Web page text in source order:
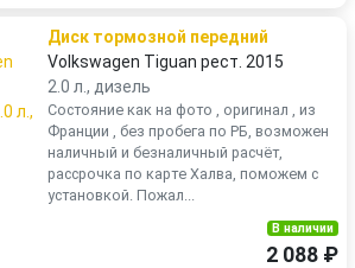
Диск тормозной передний
Volkswagen Tiguan рест. 2015
2.0 л., дизель
Состояние как на фото , оригинал , из
Франции , без пробега по РБ, возможен
наличный и безналичный расчёт,
рассрочка по карте Халва, поможем с
установкой. Пожал...
В наличии
2 088 ₽